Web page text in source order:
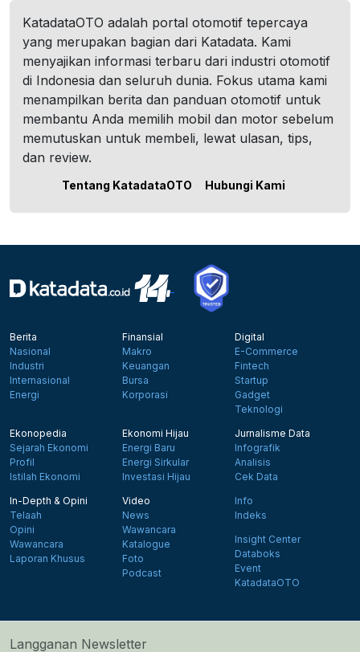
KatadataOTO adalah portal otomotif tepercaya
yang merupakan bagian dari Katadata. Kami
menyajikan informasi terbaru dari industri otomotif
di Indonesia dan seluruh dunia. Fokus utama kami
menampilkan berita dan panduan otomotif untuk
membantu Anda memilih mobil dan motor sebelum
memutuskan untuk membeli, lewat ulasan, tips,
dan review.
Tentang KatadataOTO Hubungi Kami
Berita
Nasional
Industri
Internasional
Energi
Finansial
Makro
Keuangan
Bursa
Korporasi
Digital
E-Commerce
Fintech
Startup
Gadget
Teknologi
Ekonopedia
Sejarah Ekonomi
Profil
Istilah Ekonomi
Ekonomi Hijau
Energi Baru
Energi Sirkular
Investasi Hijau
Jurnalisme Data
Infografik
Analisis
Cek Data
In-Depth & Opini
Telaah
Opini
Wawancara
Laporan Khusus
Video
News
Wawancara
Katalogue
Foto
Podcast
Info
Indeks
Insight Center
Databoks
Event
KatadataOTO
Langganan Newsletter